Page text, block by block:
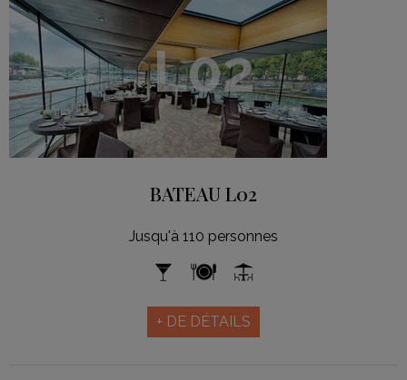
L02
BATEAU L02
Jusqu'à 110 personnes
+ DE DÉTAILS